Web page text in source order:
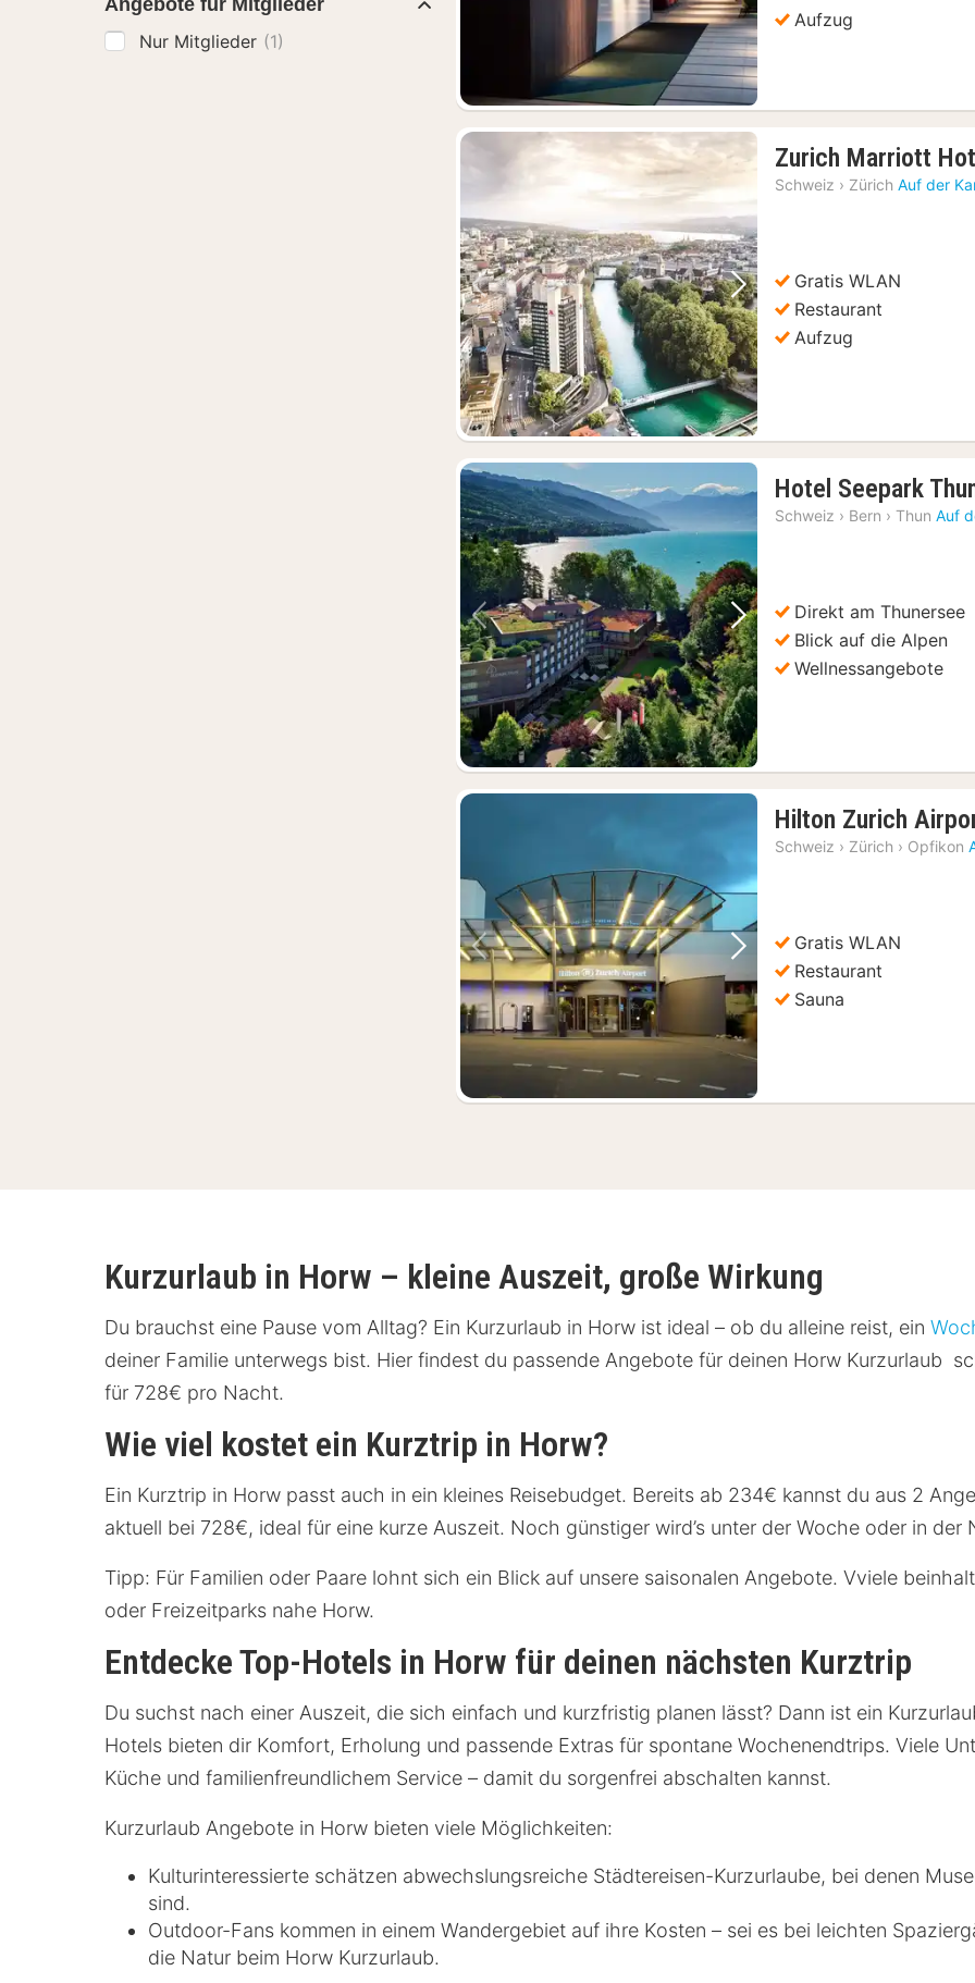
Aufzug
Vorheriges Bild Nächstes Bild
Zurich Marriott
Schweiz › Zürich Auf der
Gratis WLAN
Restaurant
Aufzug
Vorheriges Bild Nächstes Bild
Hotel Seepark
Schweiz › Bern › Thun Auf
Direkt am Thunersee
Blick auf die Alpen
Wellnessangebote
Vorheriges Bild Nächstes Bild
Hilton Zurich
Schweiz › Zürich › Opfikon
Gratis WLAN
Restaurant
Sauna
Angebote für Mitglieder
Nur Mitglieder (1)
Kurzurlaub in Horw – kleine Auszeit, große Wirkung
Du brauchst eine Pause vom Alltag? Ein Kurzurlaub in Horw ist ideal – ob du alleine reist, ein
deiner Familie unterwegs bist. Hier findest du passende Angebote für deinen Horw Kurzurlaub
für 728€ pro Nacht.
Wie viel kostet ein Kurztrip in Horw?
Ein Kurztrip in Horw passt auch in ein kleines Reisebudget. Bereits ab 234€ kannst du aus 2
aktuell bei 728€, ideal für eine kurze Auszeit. Noch günstiger wird’s unter der Woche oder in der
Tipp: Für Familien oder Paare lohnt sich ein Blick auf unsere saisonalen Angebote. Vviele
oder Freizeitparks nahe Horw.
Entdecke Top-Hotels in Horw für deinen nächsten Kurztrip
Du suchst nach einer Auszeit, die sich einfach und kurzfristig planen lässt? Dann ist ein
Hotels bieten dir Komfort, Erholung und passende Extras für spontane Wochenendtrips. Viele
Küche und familienfreundlichem Service – damit du sorgenfrei abschalten kannst.
Kurzurlaub Angebote in Horw bieten viele Möglichkeiten:
Kulturinteressierte schätzen abwechslungsreiche Städtereisen-Kurzurlaube, bei denen
sind.
Outdoor-Fans kommen in einem Wandergebiet auf ihre Kosten – sei es bei leichten
die Natur beim Horw Kurzurlaub.